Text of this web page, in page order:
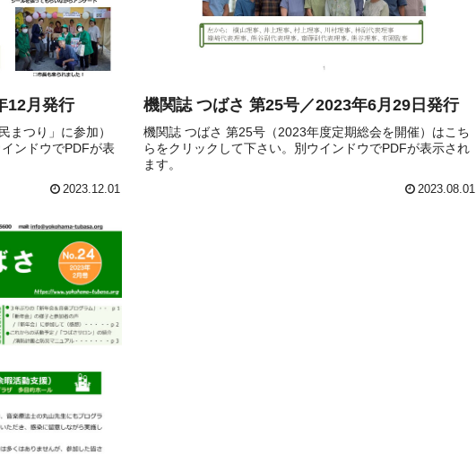
12月発行
まつり」に参加）
ンドウでPDFが表
2023.12.01
機関誌 つばさ 第25号／2023年6月29日発行
機関誌 つばさ 第25号（2023年度定期総会を開催）はこち
らをクリックして下さい。別ウインドウでPDFが表示され
ます。
2023.08.01